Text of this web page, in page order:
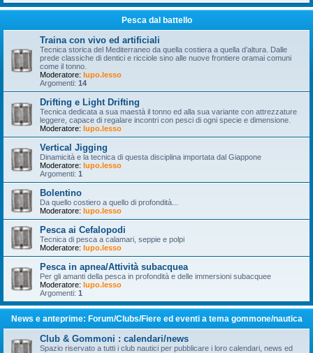
Pesca dal battello
Traina con vivo ed artificiali
Tecnica storica del Mediterraneo da quella costiera a quella d’altura. Dalle
prede classiche di dentici e ricciole sino alle nuove frontiere oramai comuni
come il tonno.
Moderatore: lupo.lesso
Argomenti: 14
Drifting e Light Drifting
Tecnica dedicata a sua maestà il tonno ed alla sua variante con attrezzature
leggere, capace di regalare incontri con pesci di ogni specie e dimensione.
Moderatore: lupo.lesso
Vertical Jigging
Dinamicità e la tecnica di questa disciplina importata dal Giappone
Moderatore: lupo.lesso
Argomenti: 1
Bolentino
Da quello costiero a quello di profondità...
Moderatore: lupo.lesso
Pesca ai Cefalopodi
Tecnica di pesca a calamari, seppie e polpi
Moderatore: lupo.lesso
Pesca in apnea/Attività subacquea
Per gli amanti della pesca in profondità e delle immersioni subacquee
Moderatore: lupo.lesso
Argomenti: 1
News e anteprime: Forum/Clubs/Fiere ed eventi a tema gommone/nautica
Club & Gommoni : calendari/news
Spazio riservato a tutti i club nautici per pubblicare i loro calendari, news ed